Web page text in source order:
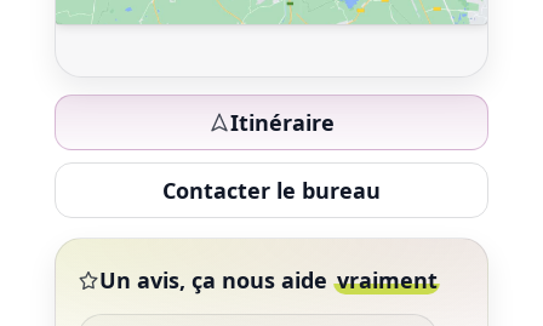
Itinéraire
Contacter le bureau
Un avis, ça nous aidevraiment